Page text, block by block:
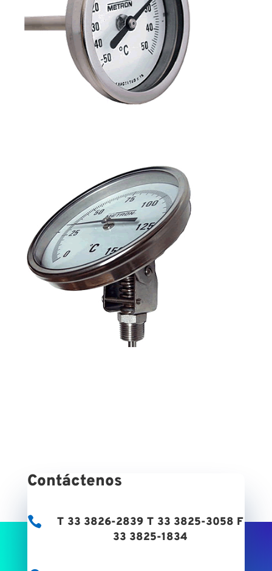
Contáctenos

T 33 3826-2839 T 33 3825-3058 F
33 3825-1834